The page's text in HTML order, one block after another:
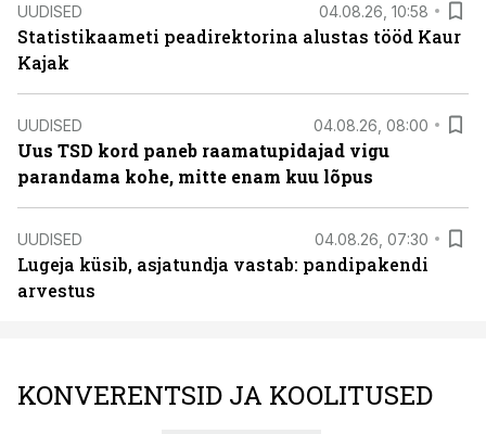
UUDISED 04.08.26, 10:58
Statistikaameti peadirektorina alustas tööd Kaur
Kajak
UUDISED 04.08.26, 08:00
Uus TSD kord paneb raamatupidajad vigu
parandama kohe, mitte enam kuu lõpus
UUDISED 04.08.26, 07:30
Lugeja küsib, asjatundja vastab: pandipakendi
arvestus
KONVERENTSID JA KOOLITUSED